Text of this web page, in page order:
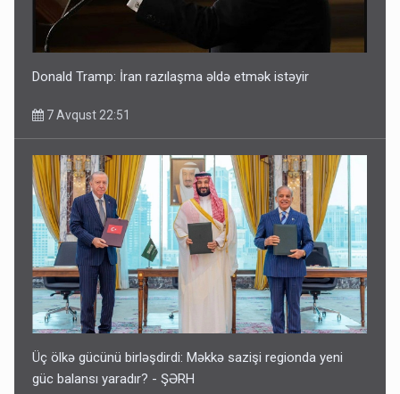
Donald Tramp: İran razılaşma əldə etmək istəyir
7 Avqust 22:51
Üç ölkə gücünü birləşdirdi: Məkkə sazişi regionda yeni
güc balansı yaradır? - ŞƏRH